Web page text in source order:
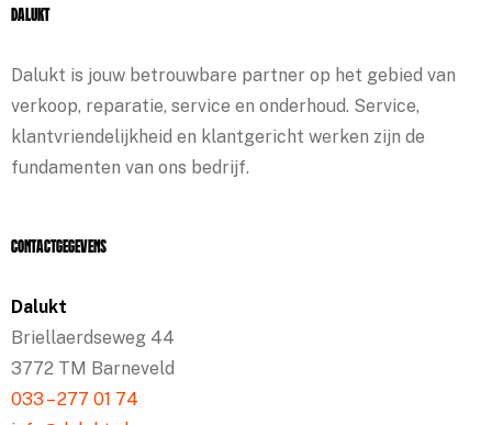
Dalukt
Dalukt is jouw betrouwbare partner op het gebied van
verkoop, reparatie, service en onderhoud. Service,
klantvriendelijkheid en klantgericht werken zijn de
fundamenten van ons bedrijf.
Contactgegevens
Dalukt
Briellaerdseweg 44
3772 TM Barneveld
033 – 277 01 74